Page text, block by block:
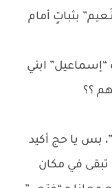
بثباتٍ أمام
“إسماعيل” ابني
؟؟
بس يا حج أكيد
تبقى في مكان